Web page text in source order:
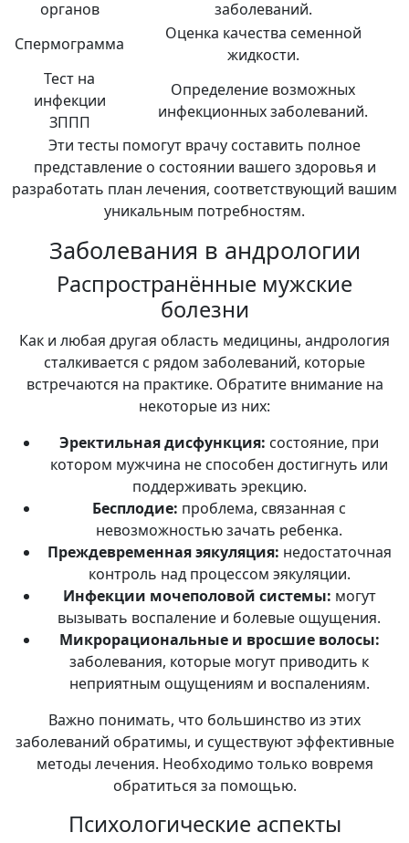
органов
заболеваний.
Спермограмма
Оценка качества семенной
жидкости.
Тест на
инфекции
ЗППП
Определение возможных
инфекционных заболеваний.
Эти тесты помогут врачу составить полное
представление о состоянии вашего здоровья и
разработать план лечения, соответствующий вашим
уникальным потребностям.
Заболевания в андрологии
Распространённые мужские
болезни
Как и любая другая область медицины, андрология
сталкивается с рядом заболеваний, которые
встречаются на практике. Обратите внимание на
некоторые из них:
Эректильная дисфункция: состояние, при
котором мужчина не способен достигнуть или
поддерживать эрекцию.
Бесплодие: проблема, связанная с
невозможностью зачать ребенка.
Преждевременная эякуляция: недостаточная
контроль над процессом эякуляции.
Инфекции мочеполовой системы: могут
вызывать воспаление и болевые ощущения.
Микрорациональные и вросшие волосы:
заболевания, которые могут приводить к
неприятным ощущениям и воспалениям.
Важно понимать, что большинство из этих
заболеваний обратимы, и существуют эффективные
методы лечения. Необходимо только вовремя
обратиться за помощью.
Психологические аспекты